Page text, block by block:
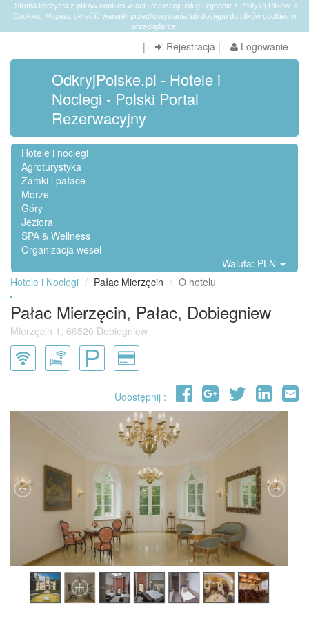
X
Strona korzysta z plików cookies w celu realizacji usług i zgodnie z Polityką Plików
Cookies . Możesz określić warunki przechowywania lub dostępu do plików cookies w
przeglądarce.
| Rejestracja | Logowanie
OdkryjPolske.pl - Hotele i
Noclegi - Polski Portal
Rezerwacyjny
Hotele i noclegi
Agroturystyka
Zamki i pałace
Morze
Góry
Jeziora
SPA & Wellness
Organizacja wesel
Waluta: PLN
Hotele i Noclegi
Pałac Mierzęcin O hotelu
Pałac Mierzęcin, Pałac, Dobiegniew
Mierzęcin 1, 66520 Dobiegniew
Udostępnij :